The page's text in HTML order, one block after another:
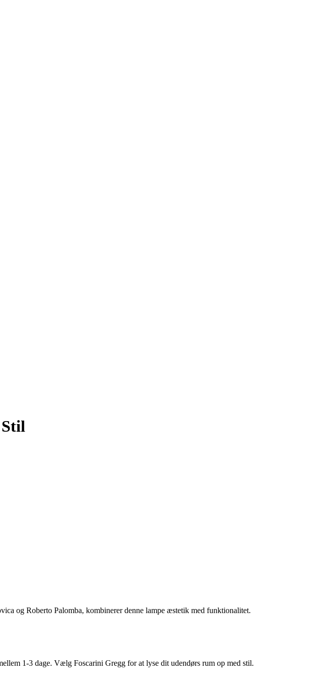
og Roberto Palomba, kombinerer denne lampe æstetik med funktionalitet.
1-3 dage. Vælg Foscarini Gregg for at lyse dit udendørs rum op med stil.